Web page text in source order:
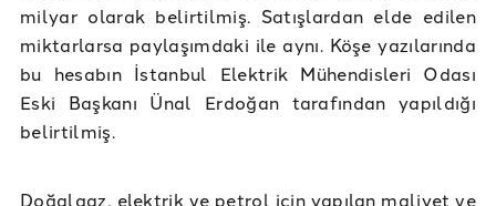
milyar olarak belirtilmiş. Satışlardan elde edilen
miktarlarsa paylaşımdaki ile aynı. Köşe yazılarında
bu hesabın İstanbul Elektrik Mühendisleri Odası
Eski Başkanı Ünal Erdoğan tarafından yapıldığı
belirtilmiş.
Doğalgaz, elektrik ve petrol için yapılan maliyet ve